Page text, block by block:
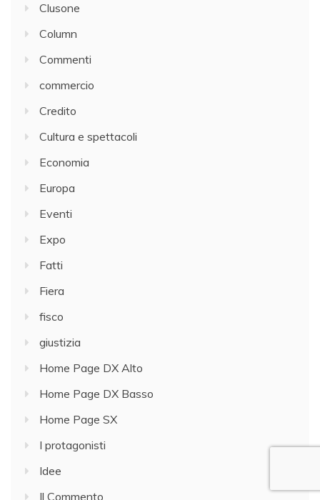
Clusone
Column
Commenti
commercio
Credito
Cultura e spettacoli
Economia
Europa
Eventi
Expo
Fatti
Fiera
fisco
giustizia
Home Page DX Alto
Home Page DX Basso
Home Page SX
I protagonisti
Idee
Il Commento